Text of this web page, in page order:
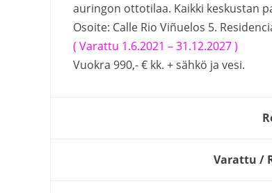
auringon ottotilaa. Kaikki keskustan
Osoite: Calle Rio Viñuelos 5.
( Varattu 1.6.2021 – 31.12.2027 )
Vuokra 990,- € kk. + sähkö ja vesi.
Varattu /